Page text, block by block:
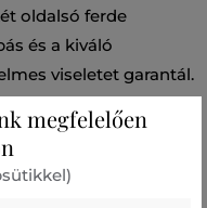
oldalsó ferde
és a kiváló
viseletet garantál.
amelybe azonnal
megfelelően